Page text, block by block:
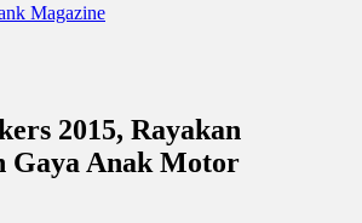
Magazine
2015, Rayakan
Gaya Anak Motor